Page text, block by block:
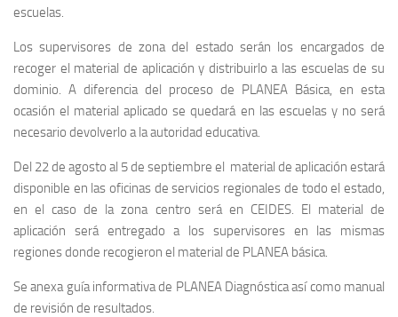
escuelas.
Los supervisores de zona del estado serán los encargados de
recoger el material de aplicación y distribuirlo a las escuelas de su
dominio. A diferencia del proceso de PLANEA Básica, en esta
ocasión el material aplicado se quedará en las escuelas y no será
necesario devolverlo a la autoridad educativa.
Del 22 de agosto al 5 de septiembre el material de aplicación estará
disponible en las oficinas de servicios regionales de todo el estado,
en el caso de la zona centro será en CEIDES. El material de
aplicación será entregado a los supervisores en las mismas
regiones donde recogieron el material de PLANEA básica.
Se anexa guía informativa de PLANEA Diagnóstica así como manual
de revisión de resultados.